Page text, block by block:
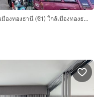
คอนโดมิเนียม 28.4 ตร.ว. ป๊อปปูล่าคอนโด เมืองทองธานี (ซี1) ใกล้เมืองทองธานี ถนนแจ้งวัฒนะ ถนนป๊อปปูล่า 4 ปากเกร็ด นนทบุรี